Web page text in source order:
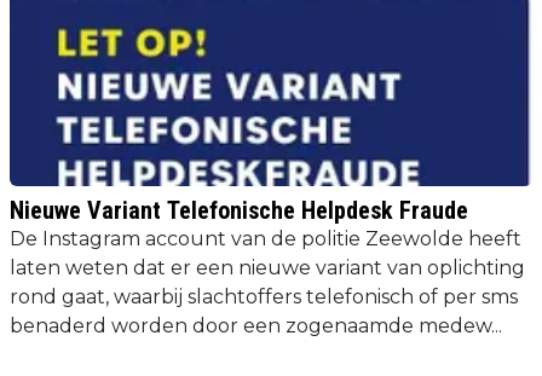
Nieuwe Variant Telefonische Helpdesk Fraude
De Instagram account van de politie Zeewolde heeft
laten weten dat er een nieuwe variant van oplichting
rond gaat, waarbij slachtoffers telefonisch of per sms
benaderd worden door een zogenaamde medew...